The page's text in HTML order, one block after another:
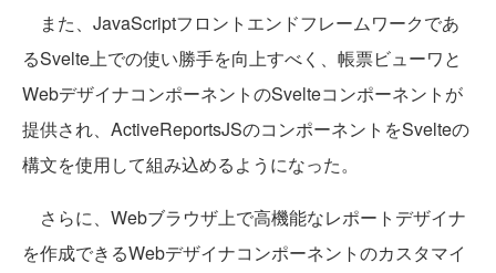
また、JavaScriptフロントエンドフレームワークであ
るSvelte上での使い勝手を向上すべく、帳票ビューワと
WebデザイナコンポーネントのSvelteコンポーネントが
提供され、ActiveReportsJSのコンポーネントをSvelteの
構文を使用して組み込めるようになった。
さらに、Webブラウザ上で高機能なレポートデザイナ
を作成できるWebデザイナコンポーネントのカスタマイ